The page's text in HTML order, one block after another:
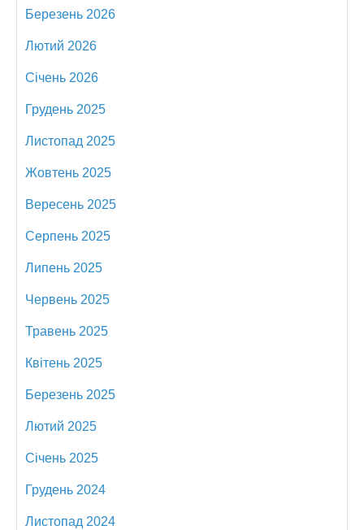
Березень 2026
Лютий 2026
Січень 2026
Грудень 2025
Листопад 2025
Жовтень 2025
Вересень 2025
Серпень 2025
Липень 2025
Червень 2025
Травень 2025
Квітень 2025
Березень 2025
Лютий 2025
Січень 2025
Грудень 2024
Листопад 2024